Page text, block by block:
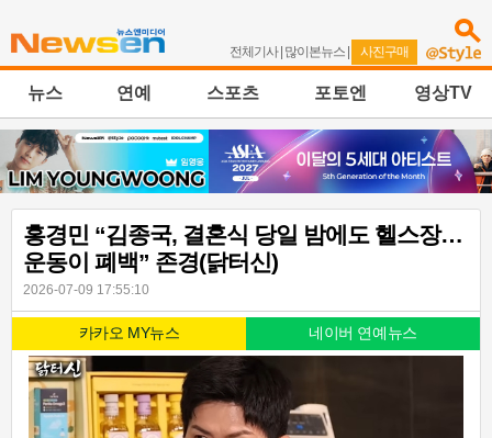
전체기사| 많이본뉴스 | 사진구매
뉴스 연예 스포츠 포토엔 영상TV
홍경민 “김종국, 결혼식 당일 밤에도 헬스장…
운동이 폐백” 존경(닭터신)
2026-07-09 17:55:10
카카오 MY뉴스 네이버 연예뉴스